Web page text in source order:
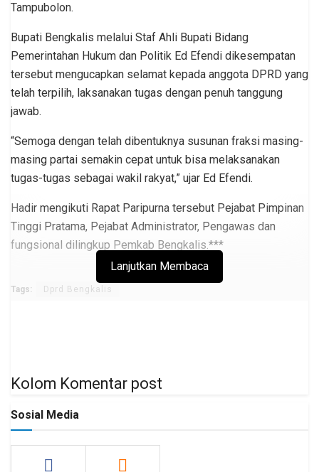
Tampubolon.
Bupati Bengkalis melalui Staf Ahli Bupati Bidang
Pemerintahan Hukum dan Politik Ed Efendi dikesempatan
tersebut mengucapkan selamat kepada anggota DPRD yang
telah terpilih, laksanakan tugas dengan penuh tanggung
jawab.
“Semoga dengan telah dibentuknya susunan fraksi masing-
masing partai semakin cepat untuk bisa melaksanakan
tugas-tugas sebagai wakil rakyat,” ujar Ed Efendi.
Hadir mengikuti Rapat Paripurna tersebut Pejabat Pimpinan
Tinggi Pratama, Pejabat Administrator, Pengawas dan
fungsional dilingkup Pemkab Bengkalis.***
Lanjutkan Membaca
Tags: Dprd Bengkalis
Kolom Komentar post
Sosial Media